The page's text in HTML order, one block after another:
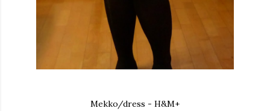
Mekko/dress - H&M+